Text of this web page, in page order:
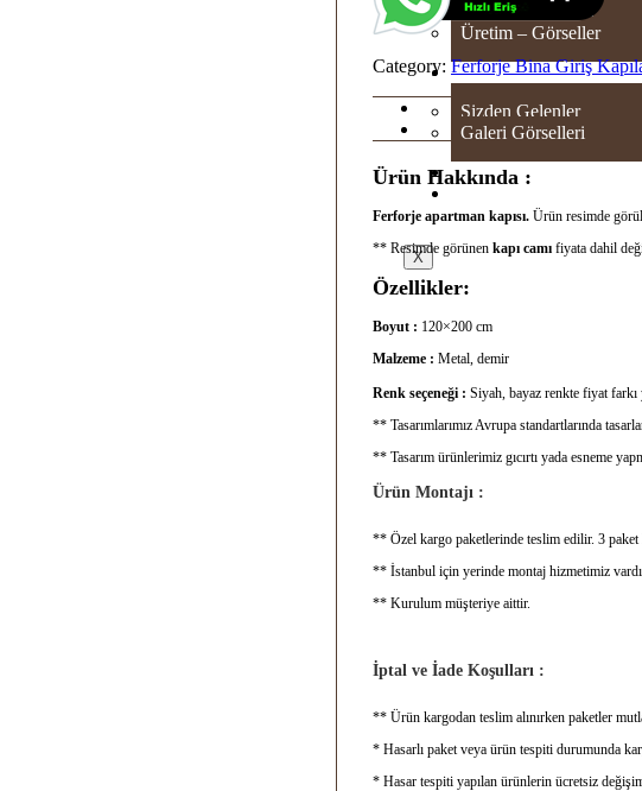
Üretim – Videolar
Üretim – Görseller
GALERI
Sizden Gelenler
Galeri Görselleri
SHOWROOM
X
Category: Ferforje Bina Giriş
Ürün Hakkında :
Ferforje apartman kapısı. Ürün resimde
** Resimde görünenkapı camı fiyata dahil
Özellikler:
Boyut : 120×200 cm
Malzeme : Metal, demir
Renk seçeneği : Siyah, bayaz renkte fiyat farkı
** Tasarımlarımız Avrupa standartlarında
** Tasarım ürünlerimiz gıcırtı yada esneme
Ürün Montajı :
** Özel kargo paketlerinde teslim edilir. 3
** İstanbul için yerinde montaj hizmetimiz
** Kurulum müşteriye aittir.
İptal ve İade Koşulları :
** Ürün kargodan teslim alınırken paketler
* Hasarlı paket veya ürün tespiti durumunda
* Hasar tespiti yapılan ürünlerin ücretsiz